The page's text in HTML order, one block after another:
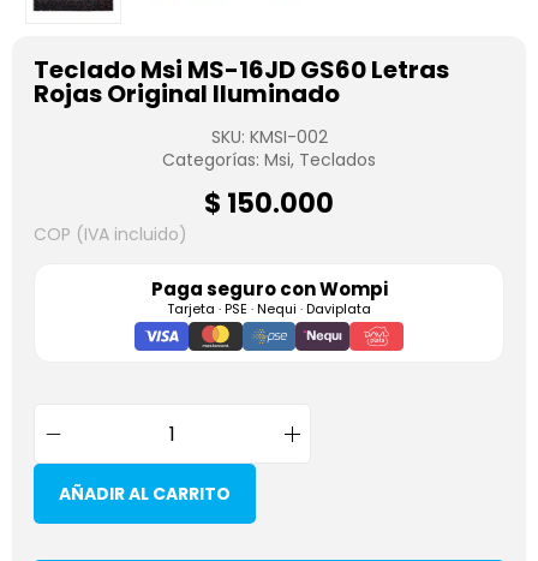
Teclado Msi MS-16JD GS60 Letras
Rojas Original Iluminado
SKU: KMSI-002
Categorías: Msi, Teclados
$ 150.000
COP (IVA incluido)
Paga seguro conWompi
Tarjeta · PSE · Nequi · Daviplata
AÑADIR AL CARRITO